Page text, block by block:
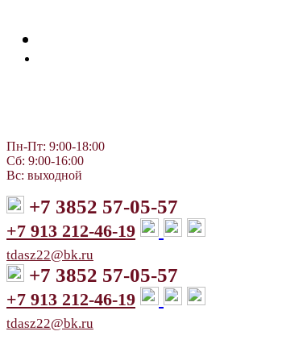
Пн-Пт: 9:00-18:00
Сб: 9:00-16:00
Вс: выходной
+7 3852 57-05-57
+7 913 212-46-19
tdasz22@bk.ru
+7 3852 57-05-57
+7 913 212-46-19
tdasz22@bk.ru